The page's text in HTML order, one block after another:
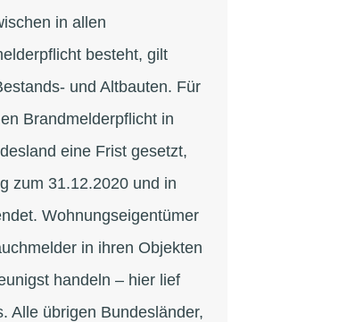
in allen
besteht, gilt
und Altbauten. Für
Brandmelderpflicht in
eine Frist gesetzt,
zum 31.12.2020 und in
Wohnungseigentümer
in ihren Objekten
handeln – hier lief
Alle übrigen Bundesländer,